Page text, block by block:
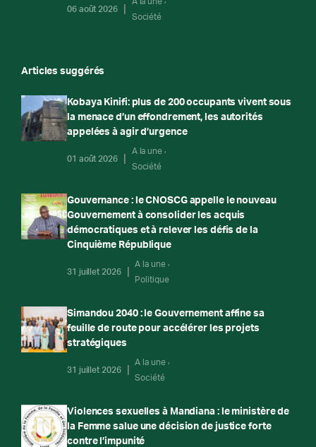
06 août 2026
Société
Articles suggérés
Kobaya Kinifi: plus de 200 occupants vivent sous
la menace d’un effondrement, les autorités
appelées à agir d’urgence
01 août 2026
A la une
Société
Gouvernance : le CNOSCG appelle le nouveau
Gouvernement à consolider les acquis
démocratiques et à relever les défis de la
Cinquième République
31 juillet 2026
A la une
Politique
Simandou 2040 : le Gouvernement affine sa
feuille de route pour accélérer les projets
stratégiques
31 juillet 2026
A la une
Société
Violences sexuelles à Mandiana : le ministère de
la Femme salue une décision de justice forte
contre l’impunité